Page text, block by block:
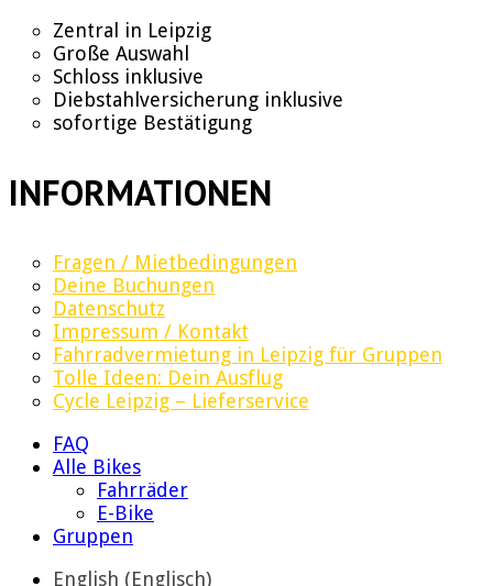
Zentral in Leipzig
Große Auswahl
Schloss inklusive
Diebstahlversicherung inklusive
sofortige Bestätigung
INFORMATIONEN
Fragen / Mietbedingungen
Deine Buchungen
Datenschutz
Impressum / Kontakt
Fahrradvermietung in Leipzig für Gruppen
Tolle Ideen: Dein Ausflug
Cycle Leipzig – Lieferservice
FAQ
Alle Bikes
Fahrräder
E-Bike
Gruppen
English (Englisch)